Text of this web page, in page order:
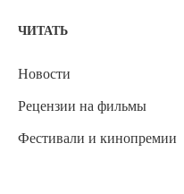
ЧИТАТЬ
Новости
Рецензии на фильмы
Фестивали и кинопремии